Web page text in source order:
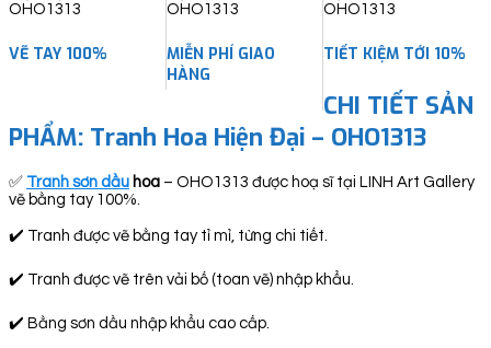
VẼ TAY 100%
MIỄN PHÍ GIAO
HÀNG
TIẾT KIỆM TỚI 10%
CHI TIẾT SẢN
PHẨM: Tranh Hoa Hiện Đại – OHO1313
✅ Tranh sơn dầu hoa – OHO1313 được hoạ sĩ tại LINH Art Gallery
vẽ bằng tay 100%.
✔️ Tranh được vẽ bằng tay tỉ mỉ, từng chi tiết.
✔️ Tranh được vẽ trên vải bố (toan vẽ) nhập khẩu.
✔️ Bằng sơn dầu nhập khẩu cao cấp.